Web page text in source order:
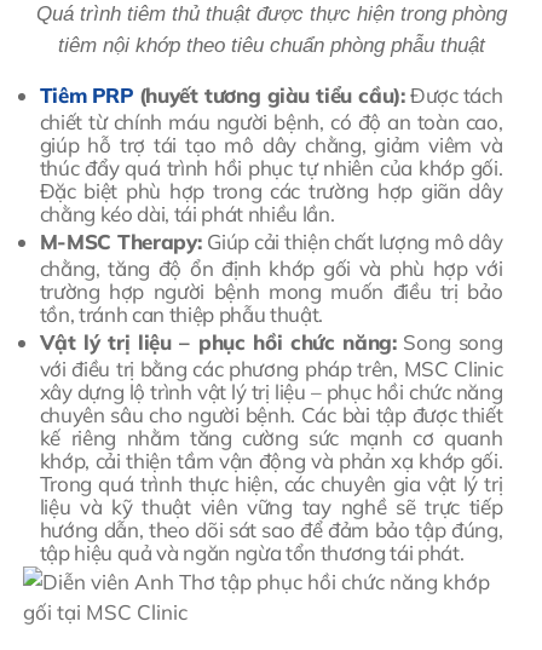
Quá trình tiêm thủ thuật được thực hiện trong phòng
tiêm nội khớp theo tiêu chuẩn phòng phẫu thuật
Tiêm PRP(huyết tương giàu tiểu cầu):Được tách
chiết từ chính máu người bệnh, có độ an toàn cao,
giúp hỗ trợ tái tạo mô dây chằng, giảm viêm và
thúc đẩy quá trình hồi phục tự nhiên của khớp gối.
Đặc biệt phù hợp trong các trường hợp giãn dây
chằng kéo dài, tái phát nhiều lần.
M-MSC Therapy: Giúp cải thiện chất lượng mô dây
chằng, tăng độ ổn định khớp gối và phù hợp với
trường hợp người bệnh mong muốn điều trị bảo
tồn, tránh can thiệp phẫu thuật.
Vật lý trị liệu – phục hồi chức năng:Song song
với điều trị bằng các phương pháp trên, MSC Clinic
xây dựng lộ trình vật lý trị liệu – phục hồi chức năng
chuyên sâu cho người bệnh. Các bài tập được thiết
kế riêng nhằm tăng cường sức mạnh cơ quanh
khớp, cải thiện tầm vận động và phản xạ khớp gối.
Trong quá trình thực hiện, các chuyên gia vật lý trị
liệu và kỹ thuật viên vững tay nghề sẽ trực tiếp
hướng dẫn, theo dõi sát sao để đảm bảo tập đúng,
tập hiệu quả và ngăn ngừa tổn thương tái phát.